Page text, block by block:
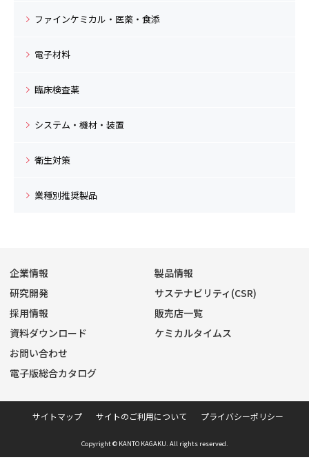
ファインケミカル・医薬・食添
電子材料
臨床検査薬
システム・機材・装置
衛生対策
業種別推奨製品
企業情報
製品情報
研究開発
サステナビリティ(CSR)
採用情報
販売店一覧
資料ダウンロード
ケミカルタイムス
お問い合わせ
電子版総合カタログ
サイトマップ サイトのご利用について プライバシーポリシー
Copyright © KANTO KAGAKU. All rights reserved.